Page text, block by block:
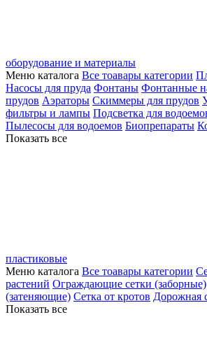
оборудование и материалы
Меню каталога Все тоавары категории
Насосы для пруда Фонтаны Фонтанные
прудов Аэраторы Скиммеры для прудов
фильтры и лампы Подсветка для
Пылесосы для водоемов Биопрепараты
Показать все
пластиковые
Меню каталога Все тоавары категории
растений Ограждающие сетки (заборные)
(затеняющие) Сетка от кротов Дорожная
Показать все